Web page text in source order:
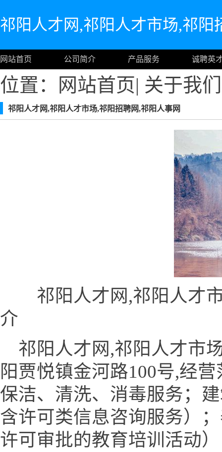
祁阳人才网,祁阳人才市场,祁阳
网站首页 公司简介 产品服务 诚聘英
位置： 网站首页| 关于我们
祁阳人才网,祁阳人才市场,祁阳招聘网,祁阳人事网
祁阳人才网,祁阳人才市
介
祁阳人才网,祁阳人才市
阳贾悦镇金河路100号,经
保洁、清洗、消毒服务；
含许可类信息咨询服务）
许可审批的教育培训活动